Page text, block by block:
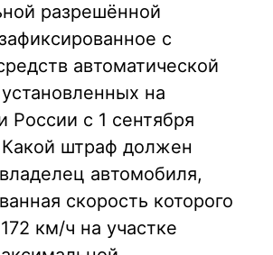
разрешённой
с
автоматической
на
России с 1 сентября
Какой штраф должен
автомобиля,
скорость котоpого
км/ч на участке